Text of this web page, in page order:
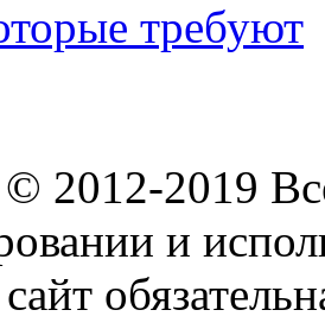
требуют
2012-2019
и